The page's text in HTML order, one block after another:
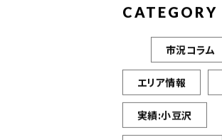
CATEGORY
市況コラム
エリア情報
実績:小豆沢